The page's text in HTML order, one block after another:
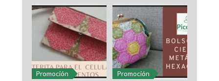
Promoción Promoción